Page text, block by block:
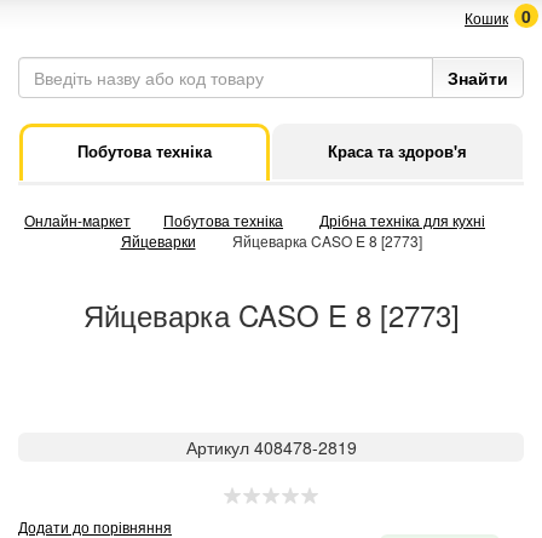
Кошик 0
Побутова техніка Краса та здоров'я
Онлайн-маркет Побутова техніка
Дрібна техніка для кухні
Яйцеварки
Яйцеварка CASO E 8 [2773]
Яйцеварка CASO E 8 [2773]
Артикул 408478-2819
Додати до порівняння